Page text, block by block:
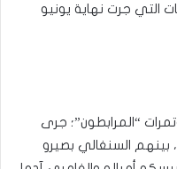
التي جرت نهاية يونيو
“المرابطون”؛ جرى
بينهم السنغالي بصيرو